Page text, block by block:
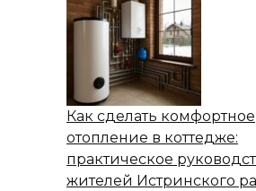
Как сделать комфортное
отопление в коттедже:
практическое
жителей Истринского